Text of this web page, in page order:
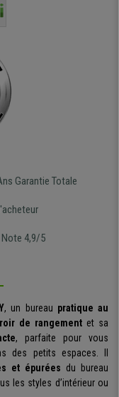
de l'aménagement et ne
regrette pas mon achat.
Garantie Totale
4,9/5
, un bureau pratique au
de rangementet sa
, parfaite pour vous
des petits espaces. Il
et épurées du bureau
les styles d’intérieur ou